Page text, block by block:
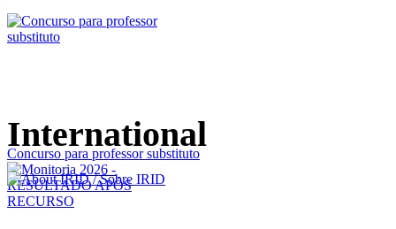
Concurso para professor substituto
International